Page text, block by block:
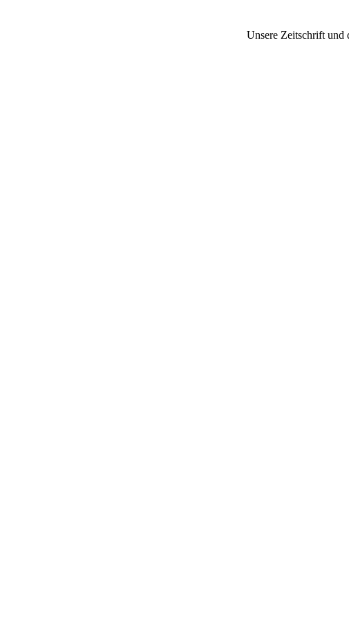
Unsere Zeitschrift und